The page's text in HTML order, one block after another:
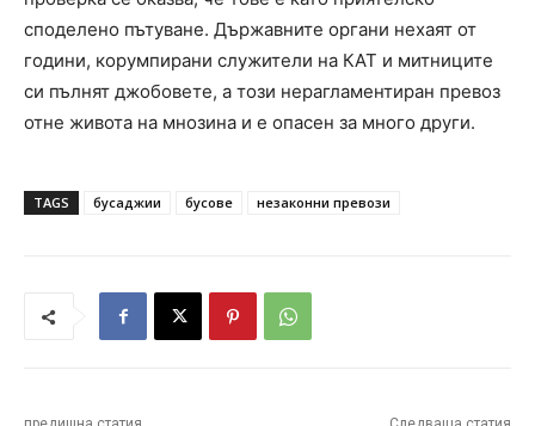
споделено пътуване. Държавните органи нехаят от
години, корумпирани служители на КАТ и митниците
си пълнят джобовете, а този нерагламентиран превоз
отне живота на мнозина и е опасен за много други.
TAGS бусаджии бусове незаконни превози